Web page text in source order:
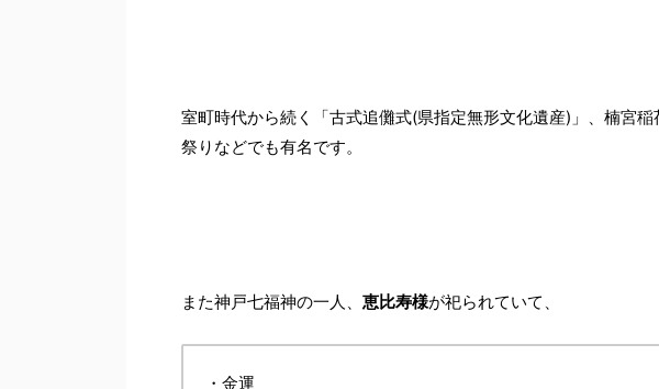
室町時代から続く「古式追儺式(県指定無形文化遺産)」、楠宮
祭りなどでも有名です。
また神戸七福神の一人、 恵比寿様が祀られていて、
・金運